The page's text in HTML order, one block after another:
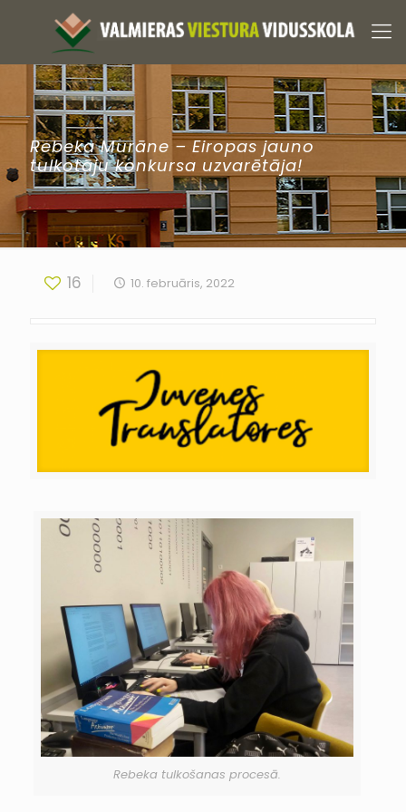
Rebeka Murāne – Eiropas jauno
tulkotāju konkursa uzvarētāja!
16 10. februāris, 2022
Rebeka tulkošanas procesā.